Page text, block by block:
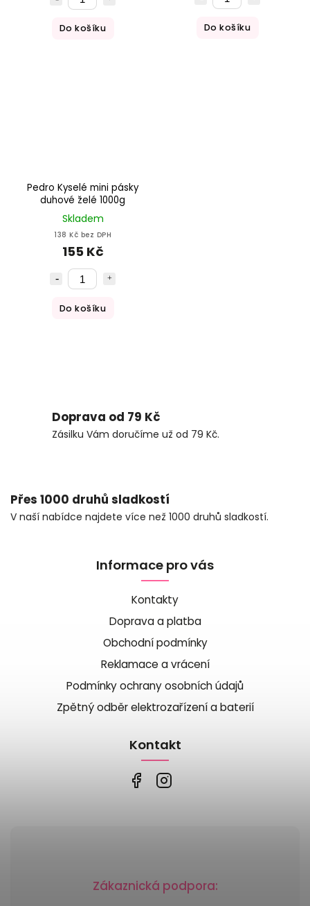
Do košíku Do košíku
Pedro Kyselé mini pásky
duhové želé 1000g
Skladem
138 Kč bez DPH
155 Kč
Do košíku
Doprava od 79 Kč
Zásilku Vám doručíme už od 79 Kč.
Přes 1000 druhů sladkostí
V naší nabídce najdete více než 1000 druhů sladkostí.
Zákaznická podpora:
Informace pro vás
Kontakty
Doprava a platba
Obchodní podmínky
Reklamace a vrácení
Podmínky ochrany osobních údajů
Zpětný odběr elektrozařízení a baterií
Kontakt